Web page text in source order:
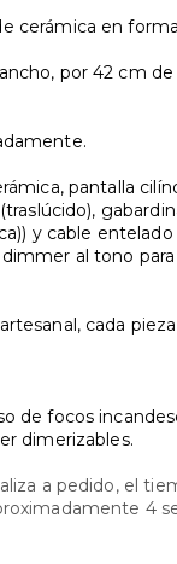
cerámica en
por 42 cm de
pantalla
y cable
al tono
cada
de focos
dimerizables.
a pedido, el
4